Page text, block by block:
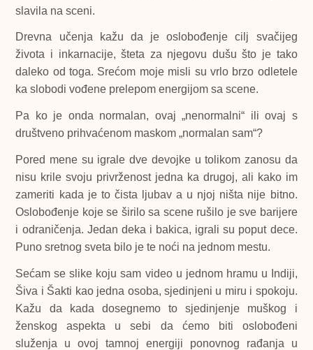
slavila na sceni.
Drevna učenja kažu da je oslobođenje cilj svačijeg
života i inkarnacije, šteta za njegovu dušu što je tako
daleko od toga. Srećom moje misli su vrlo brzo odletele
ka slobodi vođene prelepom energijom sa scene.
Pa ko je onda normalan, ovaj „nenormalni“ ili ovaj s
društveno prihvaćenom maskom „normalan sam“?
Pored mene su igrale dve devojke u tolikom zanosu da
nisu krile svoju privrženost jedna ka drugoj, ali kako im
zameriti kada je to čista ljubav a u njoj ništa nije bitno.
Oslobođenje koje se širilo sa scene rušilo je sve barijere
i odraničenja. Jedan deka i bakica, igrali su poput dece.
Puno sretnog sveta bilo je te noći na jednom mestu.
Sećam se slike koju sam video u jednom hramu u Indiji,
Šiva i Šakti kao jedna osoba, sjedinjeni u miru i spokoju.
Kažu da kada dosegnemo to sjedinjenje muškog i
ženskog aspekta u sebi da ćemo biti oslobođeni
služenja u ovoj tamnoj energiji ponovnog rađanja u